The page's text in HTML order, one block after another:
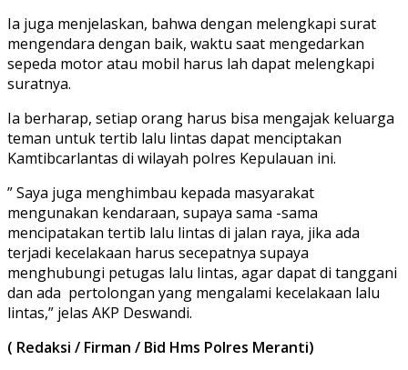
Ia juga menjelaskan, bahwa dengan melengkapi surat
mengendara dengan baik, waktu saat mengedarkan
sepeda motor atau mobil harus lah dapat melengkapi
suratnya.
Ia berharap, setiap orang harus bisa mengajak keluarga
teman untuk tertib lalu lintas dapat menciptakan
Kamtibcarlantas di wilayah polres Kepulauan ini.
” Saya juga menghimbau kepada masyarakat
mengunakan kendaraan, supaya sama -sama
mencipatakan tertib lalu lintas di jalan raya, jika ada
terjadi kecelakaan harus secepatnya supaya
menghubungi petugas lalu lintas, agar dapat di tanggani
dan ada pertolongan yang mengalami kecelakaan lalu
lintas,” jelas AKP Deswandi.
( Redaksi / Firman / Bid Hms Polres Meranti)